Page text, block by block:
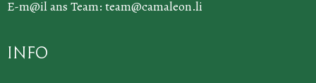
E-m@il ans Team: team@camaleon.li
Info